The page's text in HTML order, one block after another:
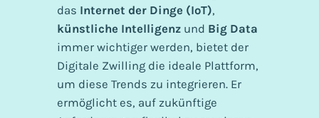
das Internet der Dinge (IoT),
künstliche Intelligenzund Big Data
immer wichtiger werden, bietet der
Digitale Zwilling die ideale Plattform,
um diese Trends zu integrieren. Er
ermöglicht es, auf zukünftige